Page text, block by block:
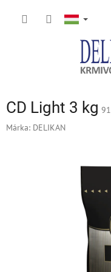
CD Light 3 kg 91
Márka: DELIKAN